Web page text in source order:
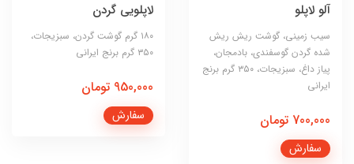
آلو لاپلو
سیب زمینی، گوشت ریش ریش
شده گردن گوسفندی، بادمجان،
پیاز داغ، سبزیجات، ۳۵۰ گرم برنج
ایرانی
700,000 تومان
سفارش
لاپلویی گردن
۱۸۰ گرم گوشت گردن، سبزیجات،
۳۵۰ گرم برنج ایرانی
950,000 تومان
سفارش